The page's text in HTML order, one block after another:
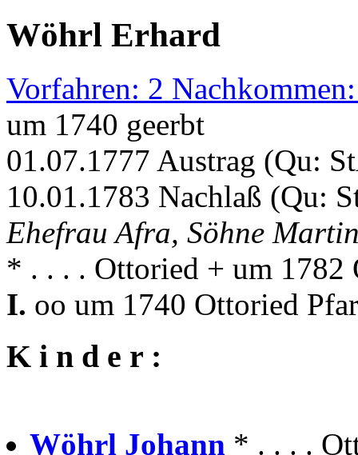
Wöhrl Erhard
Vorfahren: 2
um 1740 geerbt
01.07.1777 Austrag (Qu:
10.01.1783 Nachlaß (Qu:
Ehefrau Afra, Söhne
* . . . . Ottoried + um 1782
I. oo um 1740 Ottoried
K i n d e r :
Wöhrl Johann * . . . .